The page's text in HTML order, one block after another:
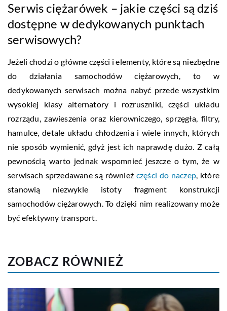
Serwis ciężarówek – jakie części są dziś
dostępne w dedykowanych punktach
serwisowych?
Jeżeli chodzi o główne części i elementy, które są niezbędne
do działania samochodów ciężarowych, to w
dedykowanych serwisach można nabyć przede wszystkim
wysokiej klasy alternatory i rozruszniki, części układu
rozrządu, zawieszenia oraz kierowniczego, sprzęgła, filtry,
hamulce, detale układu chłodzenia i wiele innych, których
nie sposób wymienić, gdyż jest ich naprawdę dużo. Z całą
pewnością warto jednak wspomnieć jeszcze o tym, że w
serwisach sprzedawane są również części do naczep, które
stanowią niezwykle istoty fragment konstrukcji
samochodów ciężarowych. To dzięki nim realizowany może
być efektywny transport.
ZOBACZ RÓWNIEŻ